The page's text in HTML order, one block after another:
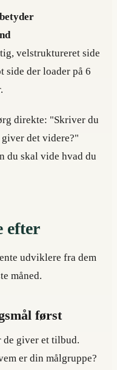
betyder
velstruktureret side
side der loader på 6
direkte: "Skriver du
det videre?"
du skal vide hvad du
efter
udviklere fra dem
måned.
først
giver et tilbud.
er din målgruppe?